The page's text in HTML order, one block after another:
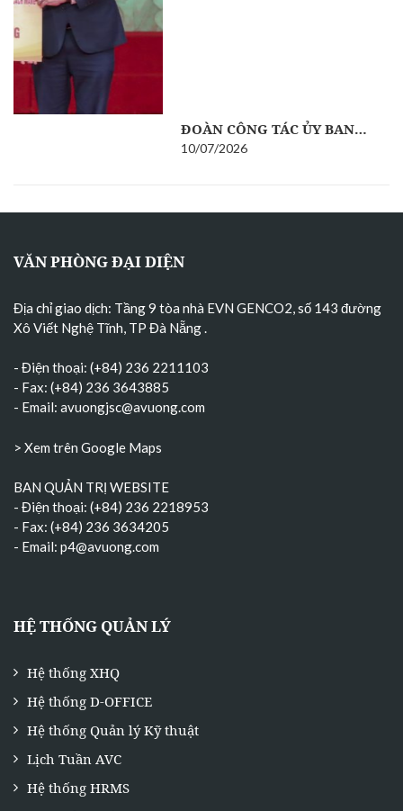
ĐOÀN CÔNG TÁC ỦY BAN…
VĂN PHÒNG ĐẠI DIỆN
Địa chỉ giao dịch: Tầng 9 tòa nhà EVN GENCO2, số 143 đường
Xô Viết Nghệ Tĩnh, TP Đà Nẵng
- Điện thoại: (+84) 236 2211103
- Fax: (+84) 236 3643885
- Email: avuongjsc@avuong.com
> Xem trên Google Maps
BAN QUẢN TRỊ WEBSITE
- Điện thoại: (+84) 236 2218953
- Fax: (+84) 236 3634205
- Email: p4@avuong.com
HỆ THỐNG QUẢN LÝ
Hệ thống XHQ
Hệ thống D-OFFICE
Hệ thống Quản lý Kỹ thuật
Lịch Tuần AVC
Hệ thống HRMS